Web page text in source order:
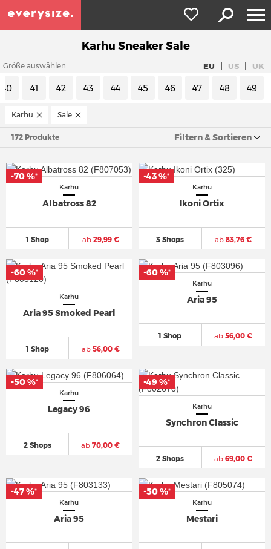
Karhu Sneaker Sale
Größe auswählen EU | US | UK
40 41 42 43 44 45 46 47 48 49
Karhu Sale
172 Produkte Filtern & Sortieren
Karhu
Albatross 82
1 Shop ab29,99 €
-70 %*
Karhu
Ikoni Ortix
3 Shops ab 83,76 €
-43 %*
Karhu
Aria 95 Smoked Pearl
1 Shop ab56,00 €
-60 %*
Karhu
Aria 95
1 Shop ab 56,00 €
-60 %*
Karhu
Legacy 96
2 Shops ab 70,00 €
-50 %*
Karhu
Synchron Classic
2 Shops ab 69,00 €
-49 %*
Karhu
Aria 95
-47 %*
Karhu
Mestari
-50 %*